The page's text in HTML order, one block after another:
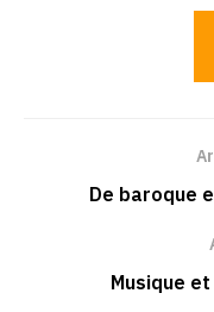
De baroque
Musique